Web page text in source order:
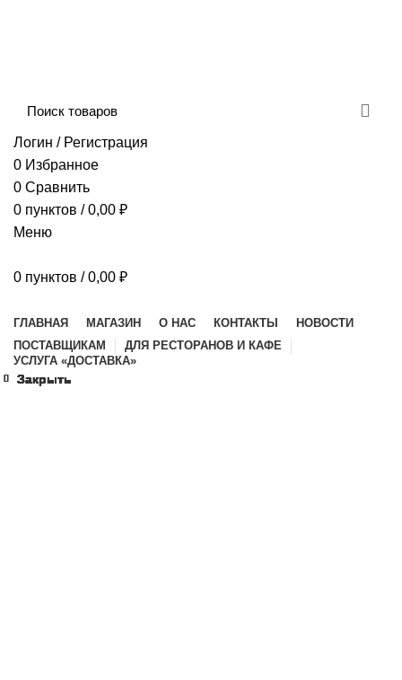
Логин / Регистрация
0 Избранное
0 Сравнить
0 пунктов / 0,00 ₽
Меню
0 пунктов / 0,00 ₽
ГЛАВНАЯ МАГАЗИН О НАС КОНТАКТЫ
НОВОСТИ
ПОСТАВЩИКАМ
ДЛЯ РЕСТОРАНОВ И КАФЕ
УСЛУГА «ДОСТАВКА»
Закрыть
Закрыть
Закрыть
Закрыть
Закрыть
Закрыть
Закрыть
Закрыть
Закрыть
Закрыть
Закрыть
Закрыть
Закрыть
Закрыть